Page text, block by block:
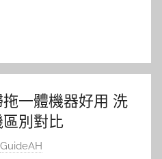
一體機器好用 洗
別對比
GuideAH